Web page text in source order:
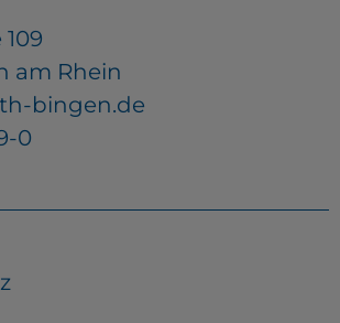
am Rhein
bingen.de
0